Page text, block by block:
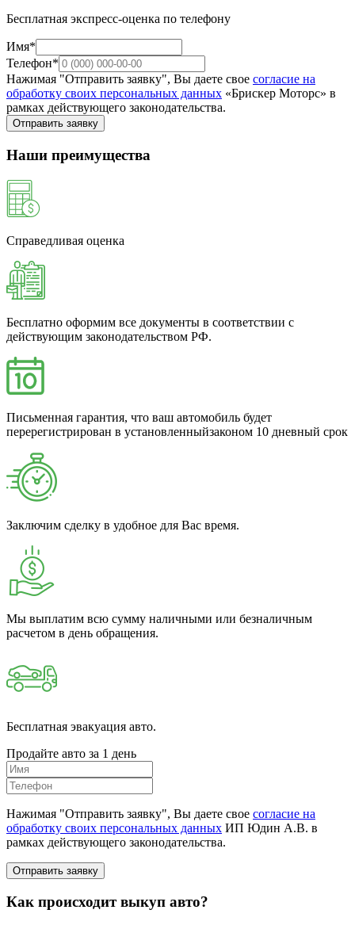
Бесплатная экспресс-оценка по телефону
Имя*
Телефон*
Нажимая "Отправить заявку", Вы даете свое согласие на
обработку своих персональных данных «Брискер Моторс» в
рамках действующего законодательства.
Отправить заявку
Наши преимущества
Справедливая оценка
Бесплатно оформим все документы в соответствии с
действующим законодательством РФ.
Письменная гарантия, что ваш автомобиль будет
перерегистрирован в установленныйзаконом 10 дневный срок
Заключим сделку в удобное для Вас время.
Мы выплатим всю сумму наличными или безналичным
расчетом в день обращения.
Бесплатная эвакуация авто.
Продайте авто за 1 день
Нажимая "Отправить заявку", Вы даете свое согласие на
обработку своих персональных данных ИП Юдин А.В. в
рамках действующего законодательства.
Отправить заявку
Как происходит выкуп авто?